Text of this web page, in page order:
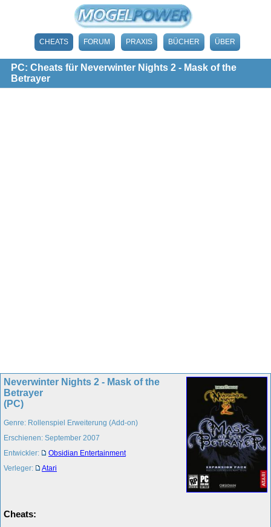
CHEATS FORUM PRAXIS BÜCHER ÜBER
PC: Cheats für Neverwinter Nights 2 - Mask of the
Betrayer
Neverwinter Nights 2 - Mask of the
Betrayer
(PC)
Genre: Rollenspiel Erweiterung (Add-on)
Erschienen: September 2007
Entwickler:
Obsidian Entertainment
Verleger:
Atari
Cheats: